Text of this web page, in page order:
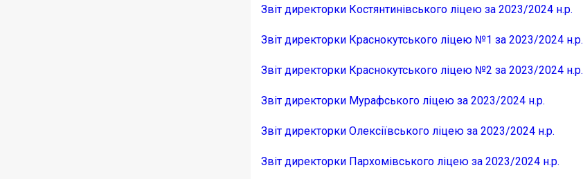
Звіт директорки Костянтинівського ліцею за 2023/2024 н.р.
Звіт директорки Краснокутського ліцею №1 за 2023/2024 н.р.
Звіт директорки Краснокутського ліцею №2 за 2023/2024 н.р.
Звіт директорки Мурафського ліцею за 2023/2024 н.р.
Звіт директорки Олексіївського ліцею за 2023/2024 н.р.
Звіт директорки Пархомівського ліцею за 2023/2024 н.р.